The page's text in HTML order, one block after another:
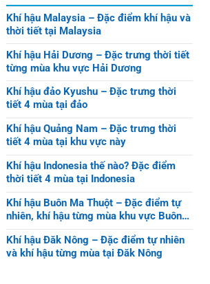
Khí hậu Malaysia – Đặc điểm khí hậu và
thời tiết tại Malaysia
Khí hậu Hải Dương – Đặc trưng thời tiết
từng mùa khu vực Hải Dương
Khí hậu đảo Kyushu – Đặc trưng thời
tiết 4 mùa tại đảo
Khí hậu Quảng Nam – Đặc trưng thời
tiết 4 mùa tại khu vực này
Khí hậu Indonesia thế nào? Đặc điểm
thời tiết 4 mùa tại Indonesia
Khí hậu Buôn Ma Thuột – Đặc điểm tự
nhiên, khí hậu từng mùa khu vực Buôn
Ma Thuột
Khí hậu Đăk Nông – Đặc điểm tự nhiên
và khí hậu từng mùa tại Đăk Nông